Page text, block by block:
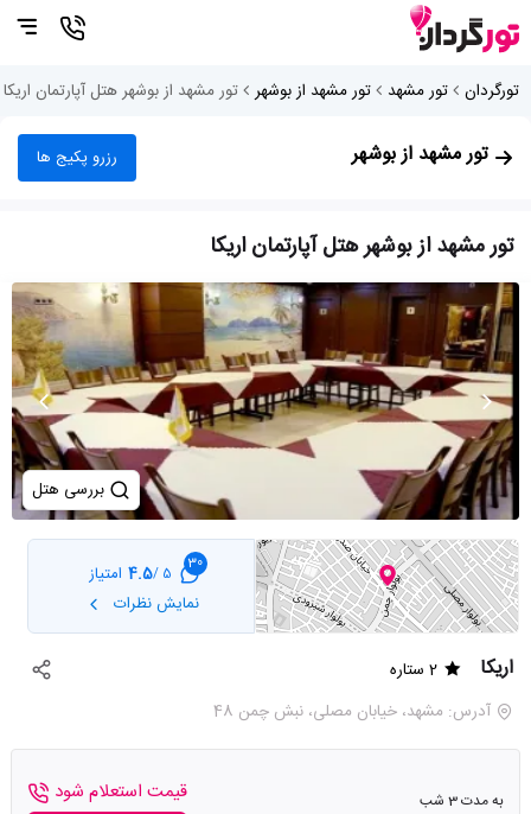
تورگردان تور مشهد تور مشهد از بوشهر تور مشهد از بوشهر هتل آپارتمان اریکا
تور مشهد از بوشهر رزرو پکیج ها
تور مشهد از بوشهر هتل آپارتمان اریکا
بررسی هتل
30
5 /
4.5 امتیاز
نمایش نظرات
اریکا
2 ستاره
آدرس: مشهد، خیابان مصلی، نبش چمن 48
به مدت 3 شب
قیمت استعلام شود